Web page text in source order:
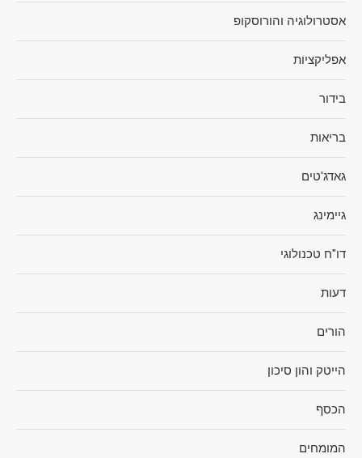
אסטרולוגיה והורוסקופ
אפליקציות
בידור
בריאות
גאדג'טים
גיימינג
דו"ח טכנולוגי
דעות
הורים
הייטק והון סיכון
הכסף
המומחים